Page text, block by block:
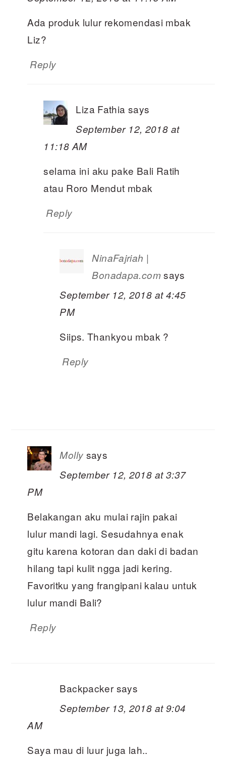
Ada produk lulur rekomendasi mbak
Liz?
Reply
Liza Fathia says
September 12, 2018 at
11:18 AM
selama ini aku pake Bali Ratih
atau Roro Mendut mbak
Reply
NinaFajriah |
Bonadapa.com says
September 12, 2018 at 4:45
PM
Siips. Thankyou mbak ?
Reply
Molly says
September 12, 2018 at 3:37
PM
Belakangan aku mulai rajin pakai
lulur mandi lagi. Sesudahnya enak
gitu karena kotoran dan daki di badan
hilang tapi kulit ngga jadi kering.
Favoritku yang frangipani kalau untuk
lulur mandi Bali?
Reply
Backpacker says
September 13, 2018 at 9:04
AM
Saya mau di luur juga lah..